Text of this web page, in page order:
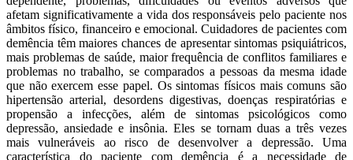
afetam significativamente a vida dos responsáveis pelo paciente nos
âmbitos físico, financeiro e emocional. Cuidadores de pacientes com
demência têm maiores chances de apresentar sintomas psiquiátricos,
mais problemas de saúde, maior frequência de conflitos familiares e
problemas no trabalho, se comparados a pessoas da mesma idade
que não exercem esse papel. Os sintomas físicos mais comuns são
hipertensão arterial, desordens digestivas, doenças respiratórias e
propensão a infecções, além de sintomas psicológicos como
depressão, ansiedade e insônia. Eles se tornam duas a três vezes
mais vulneráveis ao risco de desenvolver a depressão. Uma
característica do paciente com demência é a necessidade de